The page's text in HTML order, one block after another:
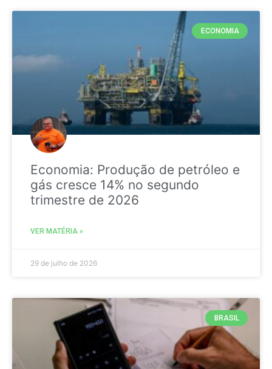
ECONOMIA
Economia: Produção de petróleo e
gás cresce 14% no segundo
trimestre de 2026
VER MATÉRIA »
29 de julho de 2026
BRASIL